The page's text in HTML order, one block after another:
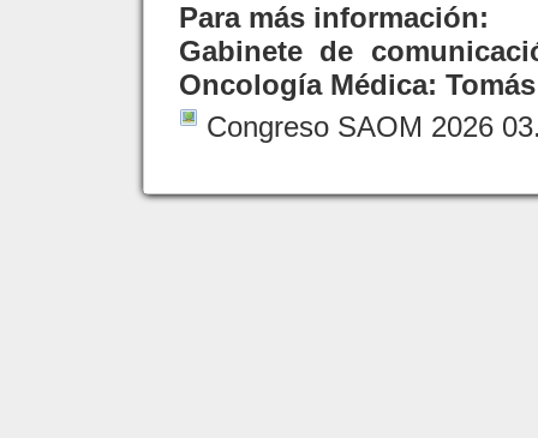
Para más información:
Gabinete de
Oncología Médica:
Congreso SAOM 2026